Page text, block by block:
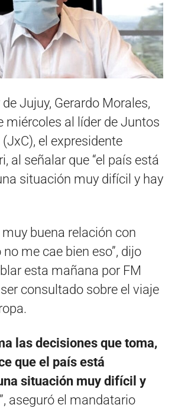
Jujuy, Gerardo Morales,
miércoles al líder de Juntos
el expresidente
al señalar que “el país está
situación muy difícil y hay
muy buena relación con
me cae bien eso”, dijo
esta mañana por FM
consultado sobre el viaje
las decisiones que toma,
que el país está
situación muy difícil y
”, aseguró el mandatario